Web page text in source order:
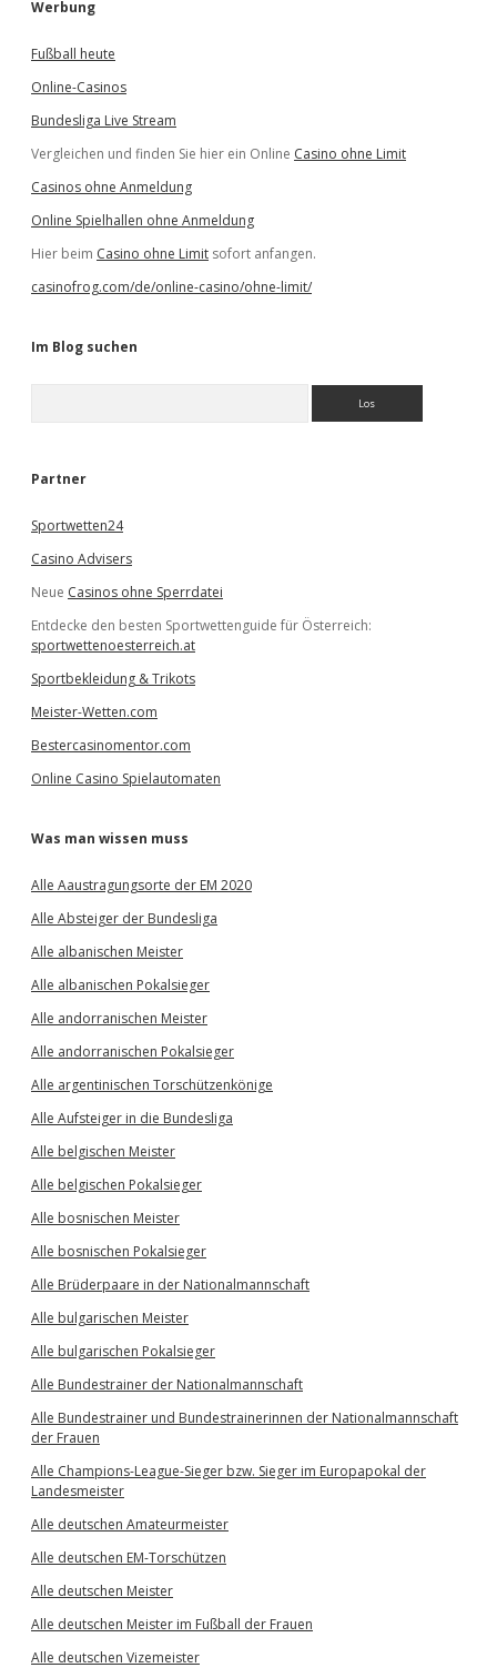
Werbung
Fußball heute
Online-Casinos
Bundesliga Live Stream
Vergleichen und finden Sie hier ein Online Casino ohne Limit
Casinos ohne Anmeldung
Online Spielhallen ohne Anmeldung
Hier beim Casino ohne Limit sofort anfangen.
casinofrog.com/de/online-casino/ohne-limit/
Im Blog suchen
e
Partner
Sportwetten24
Casino Advisers
Neue Casinos ohne Sperrdatei
Entdecke den besten Sportwettenguide für Österreich:
sportwettenoesterreich.at
Sportbekleidung & Trikots
Meister-Wetten.com
Bestercasinomentor.com
Online Casino Spielautomaten
Was man wissen muss
Alle Aaustragungsorte der EM 2020
Alle Absteiger der Bundesliga
Alle albanischen Meister
Alle albanischen Pokalsieger
Alle andorranischen Meister
Alle andorranischen Pokalsieger
Alle argentinischen Torschützenkönige
Alle Aufsteiger in die Bundesliga
Alle belgischen Meister
Alle belgischen Pokalsieger
Alle bosnischen Meister
Alle bosnischen Pokalsieger
Alle Brüderpaare in der Nationalmannschaft
Alle bulgarischen Meister
Alle bulgarischen Pokalsieger
Alle Bundestrainer der Nationalmannschaft
Alle Bundestrainer und Bundestrainerinnen der Nationalmannschaft
der Frauen
Alle Champions-League-Sieger bzw. Sieger im Europapokal der
Landesmeister
Alle deutschen Amateurmeister
Alle deutschen EM-Torschützen
Alle deutschen Meister
Alle deutschen Meister im Fußball der Frauen
Alle deutschen Vizemeister